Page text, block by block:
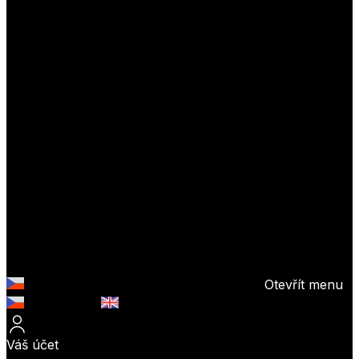
Otevřít menu
Váš účet